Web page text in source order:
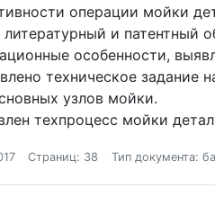
операции мойки
и
особенности,
техническое задание
узлов мойки.
техпроцесс мойки
Страниц: 38 Тип документа: